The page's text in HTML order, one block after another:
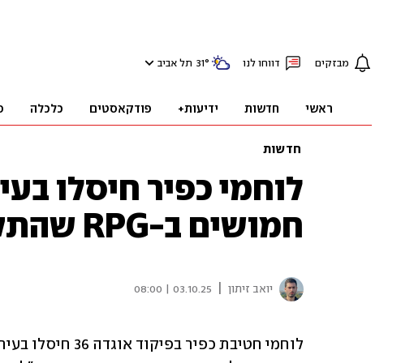
מבזקים דווחו לנו 31° תל אביב
ראשי חדשות ידיעות+ פודקאסטים כלכלה
חדשות
לוחמי כפיר חיסלו
חמושים ב-RPG שהתקרבו לכוחות
יואב זיתון 03.10.25 | 08:00